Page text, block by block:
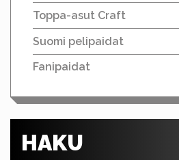
Toppa-asut Craft
Suomi pelipaidat
Fanipaidat
HAKU